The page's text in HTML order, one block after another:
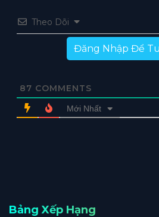
Theo Dõi
Đăng Nhập Để
87 COMMENTS
Mới Nhất
Bảng Xếp Hạng